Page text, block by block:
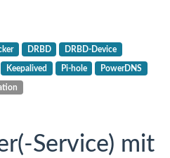
DRBD DRBD-Device
Keepalived Pi-hole PowerDNS
Service) mit